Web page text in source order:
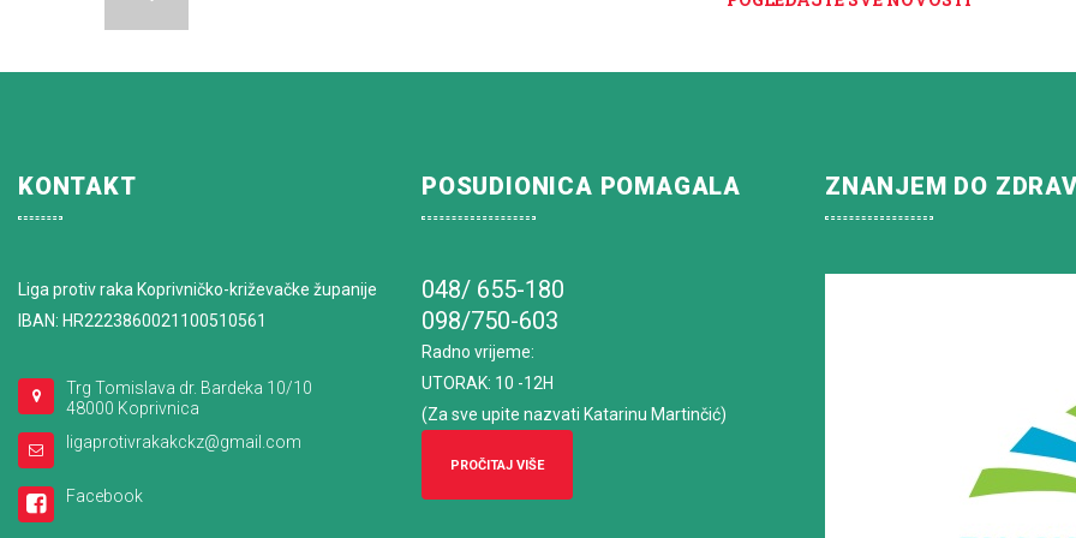
KONTAKT
Liga protiv raka Koprivničko-križevačke županije
IBAN: HR2223860021100510561
Trg Tomislava dr. Bardeka 10/10
48000 Koprivnica
ligaprotivrakakckz@gmail.com
Facebook
POSUDIONICA POMAGALA
048/ 655-180
098/750-603
Radno vrijeme:
UTORAK: 10 -12H
(Za sve upite nazvati Katarinu Martinčić)
PROČITAJ VIŠE
ZNANJEM DO